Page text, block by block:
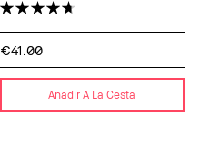
€41.00
Añadir A La Cesta